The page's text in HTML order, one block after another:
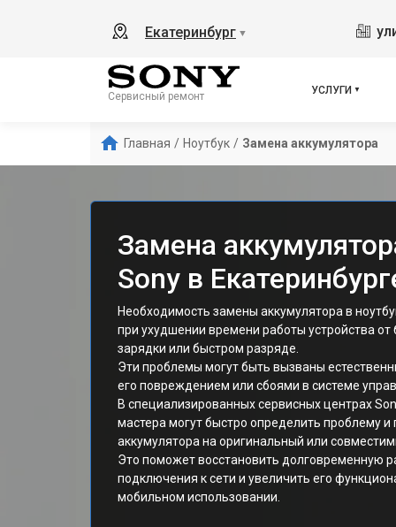
Екатеринбург ▼
Сервисный ремонт
УСЛУГИ
Главная / Ноутбук / Замена аккумулятора
Замена
Sony в
Необходимость замены аккумулятора в
при ухудшении времени работы устройства
зарядки или быстром разряде.
Эти проблемы могут быть вызваны
его повреждением или сбоями в системе
В специализированных сервисных центрах
мастера могут быстро определить проблему и
аккумулятора на оригинальный или
Это поможет восстановить долговременную
подключения к сети и увеличить его
мобильном использовании.